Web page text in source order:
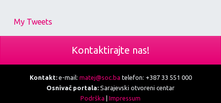
My Tweets
Kontaktirajte nas!
Kontakt:e-mail: matej@soc.ba telefon: +387 33 551 000
Osnivač portala: Sarajevski otvoreni centar
Podrška | Impressum